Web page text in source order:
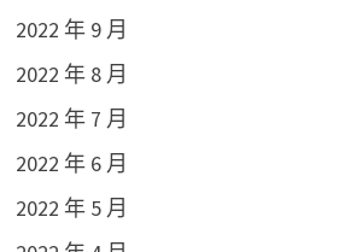
2022 年 9 月
2022 年 8 月
2022 年 7 月
2022 年 6 月
2022 年 5 月